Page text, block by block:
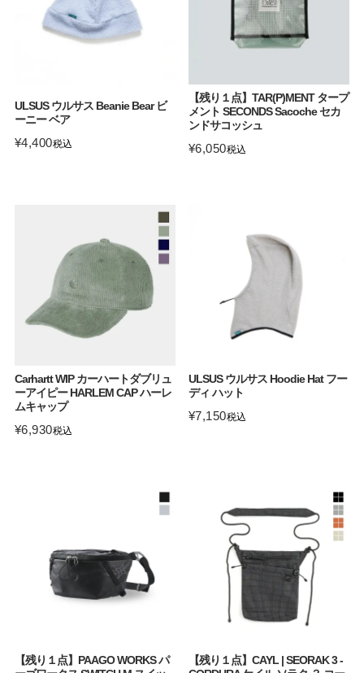
ULSUS ウルサス Beanie Bear ビ
ーニー ベア
¥4,400税込
【残り１点】TAR(P)MENT タープ
メント SECONDS Sacoche セカ
ンドサコッシュ
¥6,050税込
Carhartt WIP カーハートダブリュ
ーアイピー HARLEM CAP ハーレ
ムキャップ
¥6,930税込
ULSUS ウルサス Hoodie Hat フー
ディ ハット
¥7,150税込
【残り１点】PAAGO WORKS パ
【残り１点】CAYL | SEORAK 3 -